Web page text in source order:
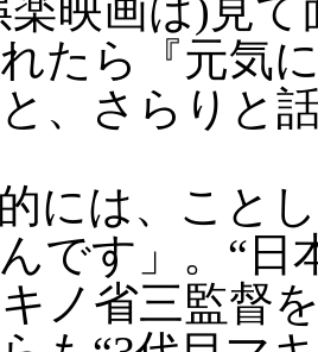
楽映画は)見
たら『元気
、さらりと
には、こと
です」。“日
ノ省三監督